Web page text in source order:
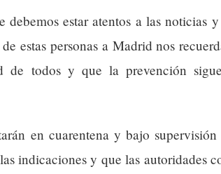
debemos estar atentos a las noticias
estas personas a Madrid nos
de todos y que la prevención
en cuarentena y bajo
indicaciones y que las autoridades